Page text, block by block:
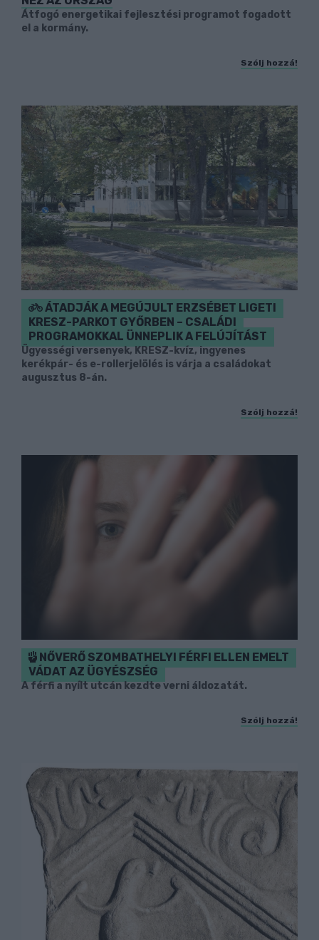
Átfogó energetikai fejlesztési programot fogadott
el a kormány.
Szólj hozzá!
ÁTADJÁK A MEGÚJULT ERZSÉBET LIGETI
KRESZ-PARKOT GYŐRBEN – CSALÁDI
PROGRAMOKKAL ÜNNEPLIK A FELÚJÍTÁST
Ügyességi versenyek, KRESZ-kvíz, ingyenes
kerékpár- és e-rollerjelölés is várja a családokat
augusztus 8-án.
Szólj hozzá!
NŐVERŐ SZOMBATHELYI FÉRFI ELLEN EMELT
VÁDAT AZ ÜGYÉSZSÉG
A férfi a nyílt utcán kezdte verni áldozatát.
Szólj hozzá!